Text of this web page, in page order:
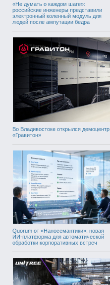
«Не думать о каждом шаге»:
российские инженеры представили
электронный коленный модуль для
людей после ампутации бедра
Во Владивостоке открылся демоцентр
«Гравитон»
Quorum от «Наносемантики»: новая
ИИ-платформа для автоматической
обработки корпоративных встреч